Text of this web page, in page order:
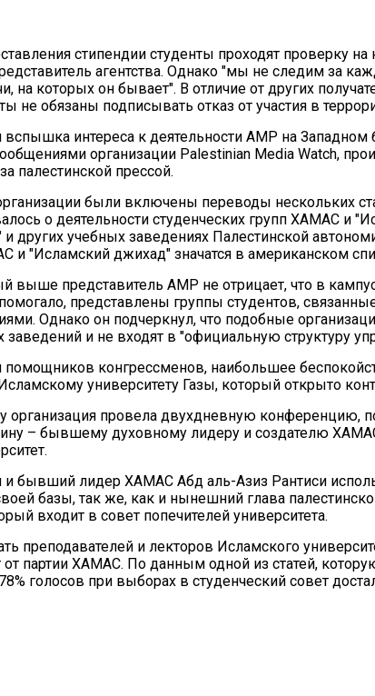
стипендии студенты проходят проверку
агентства. Однако "мы не следим за
на которых он бывает". В отличие от других
не обязаны подписывать отказ от участия в
интереса к деятельности АМР на Западном
организации Palestinian Media Watch,
палестинской прессой.
были включены переводы нескольких
о деятельности студенческих групп ХАМАС и
и других учебных заведениях Палестинской
и "Исламский джихад" значатся в американском
выше представитель АМР не отрицает, что в
представлены группы студентов,
Однако он подчеркнул, что подобные
заведений и не входят в "официальную структуру
помощников конгрессменов, наибольшее
Исламскому университету Газы, который открыто
организация провела двухдневную конференцию,
– бывшему духовному лидеру и создателю
бывший лидер ХАМАС Абд аль-Азиз Рантиси
базы, так же, как и нынешний глава
входит в совет попечителей университета.
преподавателей и лекторов Исламского
от партии ХАМАС. По данным одной из статей,
голосов при выборах в студенческий совет